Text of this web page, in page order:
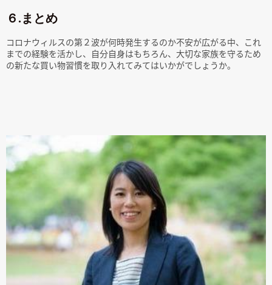
６.まとめ
コロナウィルスの第２波が何時発生するのか不安が広がる中、これ
までの経験を活かし、自分自身はもちろん、大切な家族を守るため
の新たな買い物習慣を取り入れてみてはいかがでしょうか。